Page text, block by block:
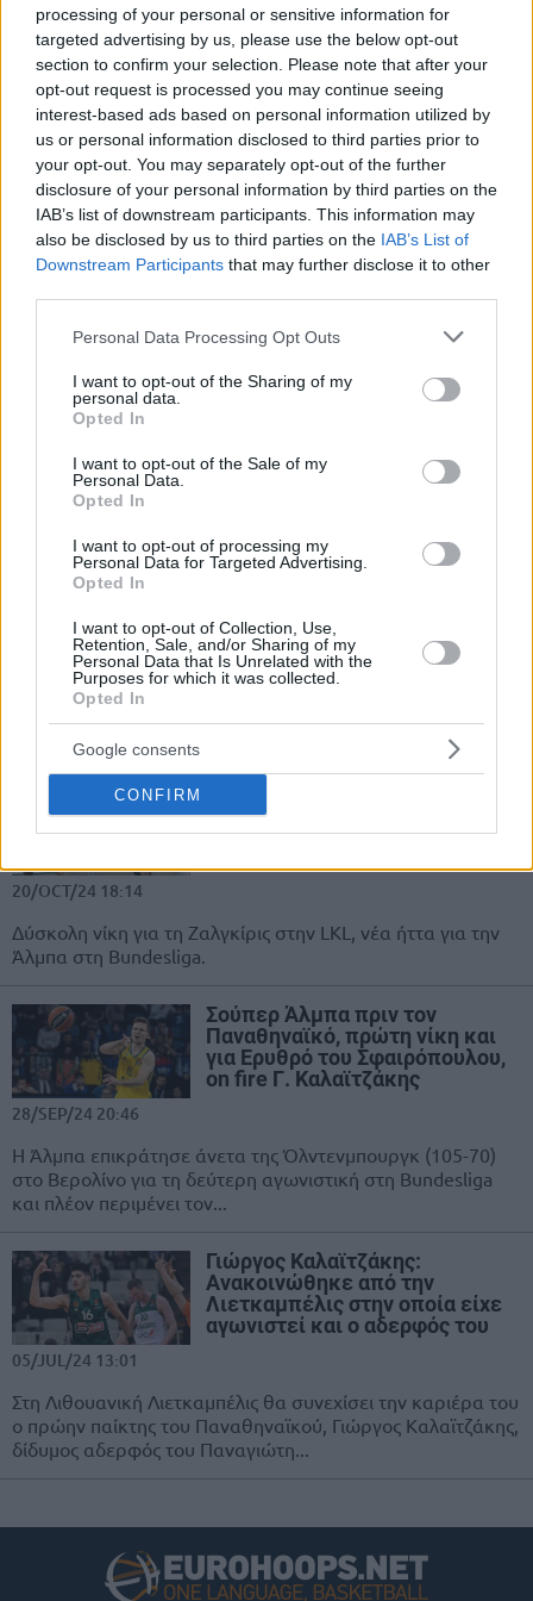
processing of your personal or sensitive information for
targeted advertising by us, please use the below opt-out
section to confirm your selection. Please note that after your
opt-out request is processed you may continue seeing
interest-based ads based on personal information utilized by
us or personal information disclosed to third parties prior to
your opt-out. You may separately opt-out of the further
disclosure of your personal information by third parties on the
IAB’s list of downstream participants. This information may
also be disclosed by us to third parties on the IAB’s List of
Downstream Participants that may further disclose it to other
Please note that this website/app uses one or more Google
not limited to your visit or usage behaviour. You may click to
grant or deny consent to Google and its third-party tags to
use your data for below specified purposes in below Google
consent section.
Personal Data Processing Opt Outs
I want to opt-out of the Sharing of my
personal data.
Opted In
I want to opt-out of the Sale of my
Personal Data.
Opted In
I want to opt-out of processing my
Personal Data for Targeted Advertising.
Opted In
I want to opt-out of Collection, Use,
Retention, Sale, and/or Sharing of my
Personal Data that Is Unrelated with the
Purposes for which it was collected.
Opted In
Google consents
CONFIRM
Η 16η αγωνιστική του EuroCup ξεκίνησε με τρεις
αναμετρήσεις και ενώ απομένουν μόλις δύο στροφές για
την ολοκλήρωση της...
EuroCup: Ήττα-αποκλεισμός
της Λιετκαμπέλις από την
Τσεντεβίτα παρά την καλή
εμφάνιση του Καλαϊτζάκη
16/JAN/25 20:43
Η Τσεντεβίτα/Ολίμπια Λιουμπλιάνας είναι μόνη στη 2η θέση
Γιόνας Ματσιούλις: Νέος GM
Καλαϊτζάκη
Νέα καριέρα στο μπασκετικό χώρο ξεκινάει ο Γιόνας
Ματσιούλις, που αναλαμβάνει χρέη GM στη Λιετκαμπέλις
του Γιώργου Καλαϊτζάκη.
EuroCup: Ο γιος του Πετσάρσκι
Μπουργκ!
22/OCT/24 20:40
Η Λιετκαμπέλις δεν είχε νίκη στον β' όμιλο, η Μπουργκ δεν
Λιετκαμπέλις του Γ.
Καλαϊτζάκη, ούτε την Κέμνιτζ
20/OCT/24 18:14
Δύσκολη νίκη για τη Ζαλγκίρις στην LKL, νέα ήττα για την
Άλμπα στη Bundesliga.
Σούπερ Άλμπα πριν τον
Παναθηναϊκό, πρώτη νίκη και
για Ερυθρό του Σφαιρόπουλου,
on fire Γ. Καλαϊτζάκης
28/SEP/24 20:46
Η Άλμπα επικράτησε άνετα της Όλντενμπουργκ (105-70)
στο Βερολίνο για τη δεύτερη αγωνιστική στη Bundesliga
και πλέον περιμένει τον...
Γιώργος Καλαϊτζάκης:
Ανακοινώθηκε από την
Λιετκαμπέλις στην οποία είχε
αγωνιστεί και ο αδερφός του
05/JUL/24 13:01
Στη Λιθουανική Λιετκαμπέλις θα συνεχίσει την καριέρα του
ο πρώην παίκτης του Παναθηναϊκού, Γιώργος Καλαϊτζάκης,
δίδυμος αδερφός του Παναγιώτη...